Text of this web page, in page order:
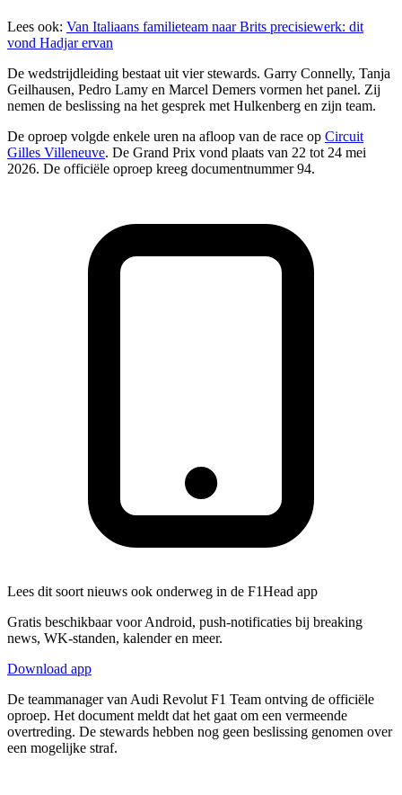
Lees ook: Van Italiaans familieteam naar Brits precisiewerk: dit
vond Hadjar ervan
De wedstrijdleiding bestaat uit vier stewards. Garry Connelly, Tanja
Geilhausen, Pedro Lamy en Marcel Demers vormen het panel. Zij
nemen de beslissing na het gesprek met Hulkenberg en zijn team.
De oproep volgde enkele uren na afloop van de race op Circuit
Gilles Villeneuve. De Grand Prix vond plaats van 22 tot 24 mei
2026. De officiële oproep kreeg documentnummer 94.
Lees dit soort nieuws ook onderweg in de F1Head app
Gratis beschikbaar voor Android, push-notificaties bij breaking
news, WK-standen, kalender en meer.
Download app
De teammanager van Audi Revolut F1 Team ontving de officiële
oproep. Het document meldt dat het gaat om een vermeende
overtreding. De stewards hebben nog geen beslissing genomen over
een mogelijke straf.